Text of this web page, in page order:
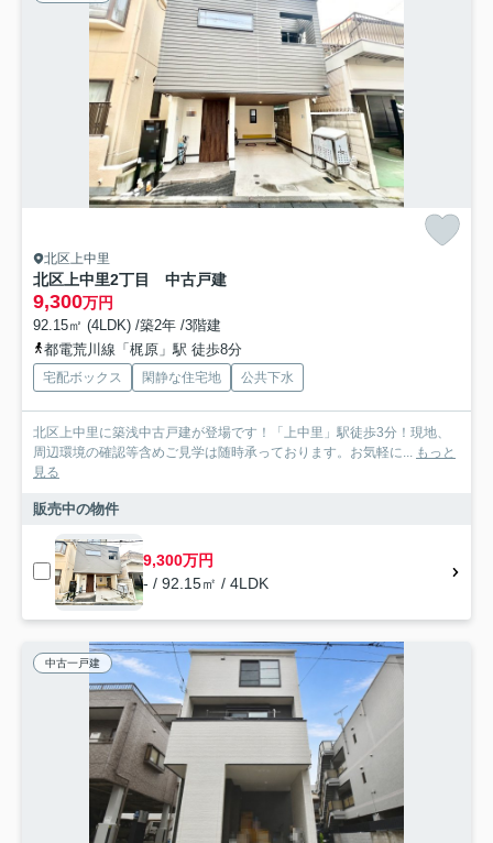
北区上中里
北区上中里2丁目 中古戸建
9,300万円
92.15㎡ (4LDK) /築2年 /3階建
都電荒川線「梶原」駅 徒歩8分
宅配ボックス 閑静な住宅地 公共下水
北区上中里に築浅中古戸建が登場です！「上中里」駅徒歩3分！現地、
周辺環境の確認等含めご見学は随時承っております。お気軽に...
もっと
見る
販売中の物件
9,300万円
- / 92.15㎡ / 4LDK
中古一戸建